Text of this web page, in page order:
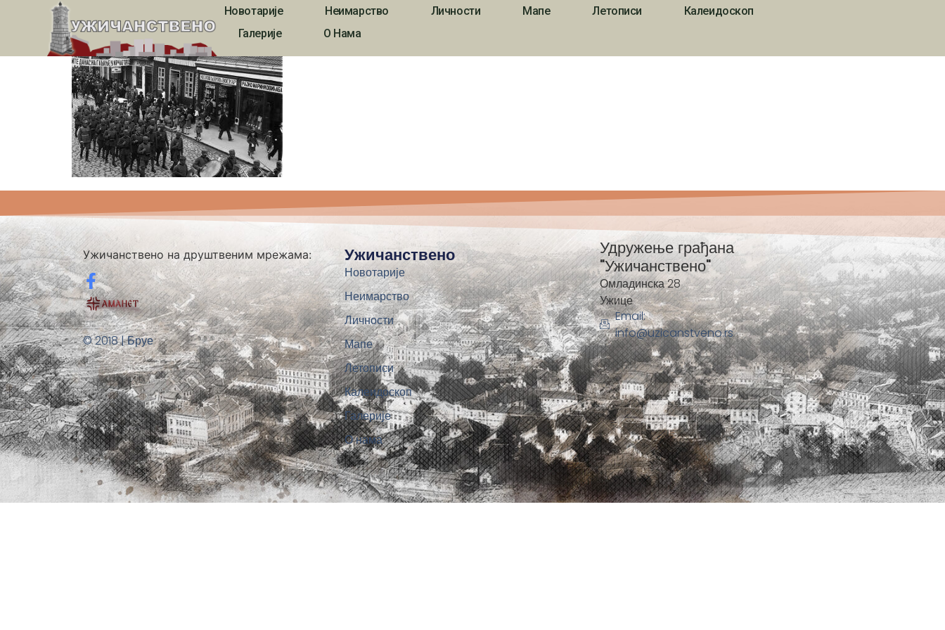
Новотарије Неимарство Личности Мапе Летописи
Калеидоскоп
Галерије
О Нама
ukvn00043
Ужичанствено на друштвеним мрежама:
© 2018 | Бруе
Ужичанствено
Новотарије
Неимарство
Личности
Мапе
Летописи
Калеидоскоп
Галерије
О нама
Удружење грађана
"Ужичанствено"
Омладинска 28
Ужице
Email:
info@uzicanstveno.rs